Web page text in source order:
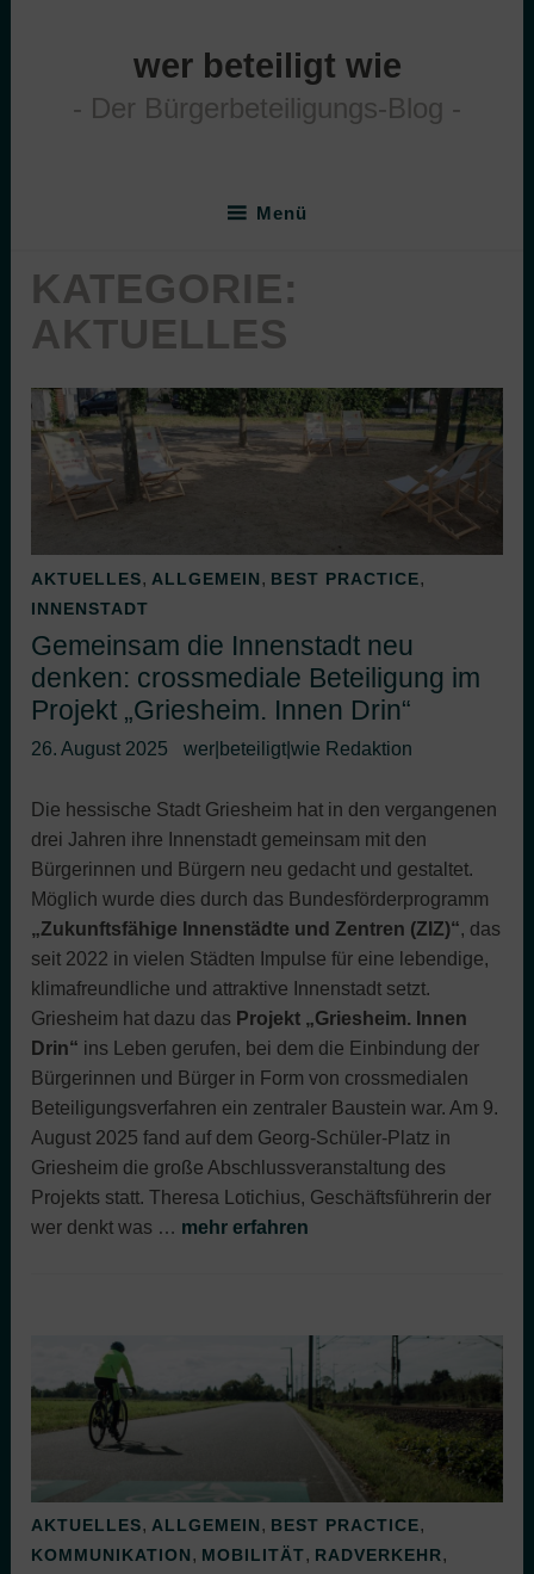
wer beteiligt wie
Der Bürgerbeteiligungs-Blog
Menü
KATEGORIE:
AKTUELLES
AKTUELLES, ALLGEMEIN, BEST PRACTICE,
INNENSTADT
Gemeinsam die Innenstadt neu
denken: crossmediale Beteiligung im
Projekt „Griesheim. Innen Drin“
26. August 2025 wer|beteiligt|wie Redaktion
Die hessische Stadt Griesheim hat in den vergangenen
drei Jahren ihre Innenstadt gemeinsam mit den
Bürgerinnen und Bürgern neu gedacht und gestaltet.
Möglich wurde dies durch das Bundesförderprogramm
„Zukunftsfähige Innenstädte und Zentren (ZIZ)“, das
seit 2022 in vielen Städten Impulse für eine lebendige,
klimafreundliche und attraktive Innenstadt setzt.
Griesheim hat dazu das Projekt „Griesheim. Innen
Drin“ ins Leben gerufen, bei dem die Einbindung der
Bürgerinnen und Bürger in Form von crossmedialen
Beteiligungsverfahren ein zentraler Baustein war. Am 9.
August 2025 fand auf dem Georg-Schüler-Platz in
Griesheim die große Abschlussveranstaltung des
Projekts statt. Theresa Lotichius, Geschäftsführerin der
wer denkt was … mehr erfahren
AKTUELLES, ALLGEMEIN, BEST PRACTICE,
KOMMUNIKATION, MOBILITÄT, RADVERKEHR,